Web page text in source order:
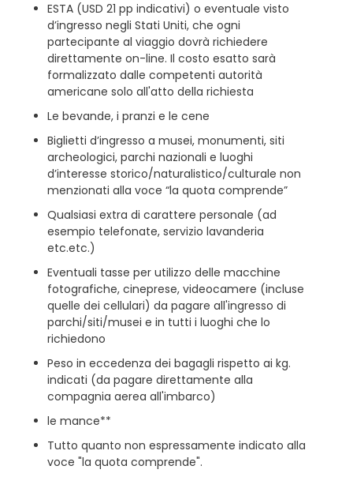
ESTA (USD 21 pp indicativi) o eventuale visto
d’ingresso negli Stati Uniti, che ogni
partecipante al viaggio dovrà richiedere
direttamente on-line. Il costo esatto sarà
formalizzato dalle competenti autorità
americane solo all'atto della richiesta
Le bevande, i pranzi e le cene
Biglietti d’ingresso a musei, monumenti, siti
archeologici, parchi nazionali e luoghi
d’interesse storico/naturalistico/culturale non
menzionati alla voce “la quota comprende”
Qualsiasi extra di carattere personale (ad
esempio telefonate, servizio lavanderia
etc.etc.)
Eventuali tasse per utilizzo delle macchine
fotografiche, cineprese, videocamere (incluse
quelle dei cellulari) da pagare all'ingresso di
parchi/siti/musei e in tutti i luoghi che lo
richiedono
Peso in eccedenza dei bagagli rispetto ai kg.
indicati (da pagare direttamente alla
compagnia aerea all'imbarco)
le mance**
Tutto quanto non espressamente indicato alla
voce "la quota comprende".